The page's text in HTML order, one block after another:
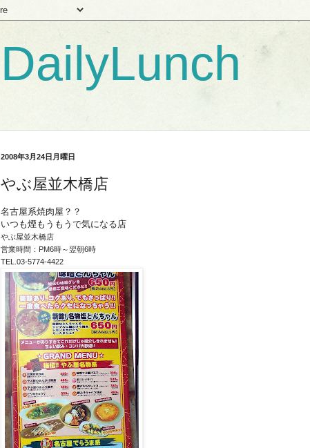
DailyLunch
2008年3月24日月曜日
やぶ屋並木橋店
名古屋系焼肉屋？？
いつも煙もうもうで気になる店
やぶ屋並木橋店
営業時間：PM6時～翌朝6時
TEL.03-5774-4422